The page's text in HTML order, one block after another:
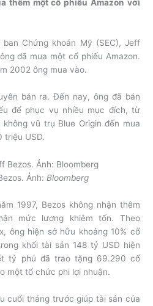
thêm một cổ phiếu Amazon với
Chứng khoán Mỹ (SEC), Jeff
đã mua một cổ phiếu Amazon.
2002 ông mua vào.
bán ra. Đến nay, ông đã bán
để phục vụ nhiều mục đích, từ
vũ trụ Blue Origin đến mua
triệu USD.
Ảnh: Bloomberg
1997, Bezos không nhận thêm
mức lương khiêm tốn. Theo
ông hiện sở hữu khoảng 10% cổ
khối tài sản 148 tỷ USD hiện
tỷ phú đã trao tặng 69.290 cổ
một tổ chức phi lợi nhuận.
cuối tháng trước giúp tài sản của